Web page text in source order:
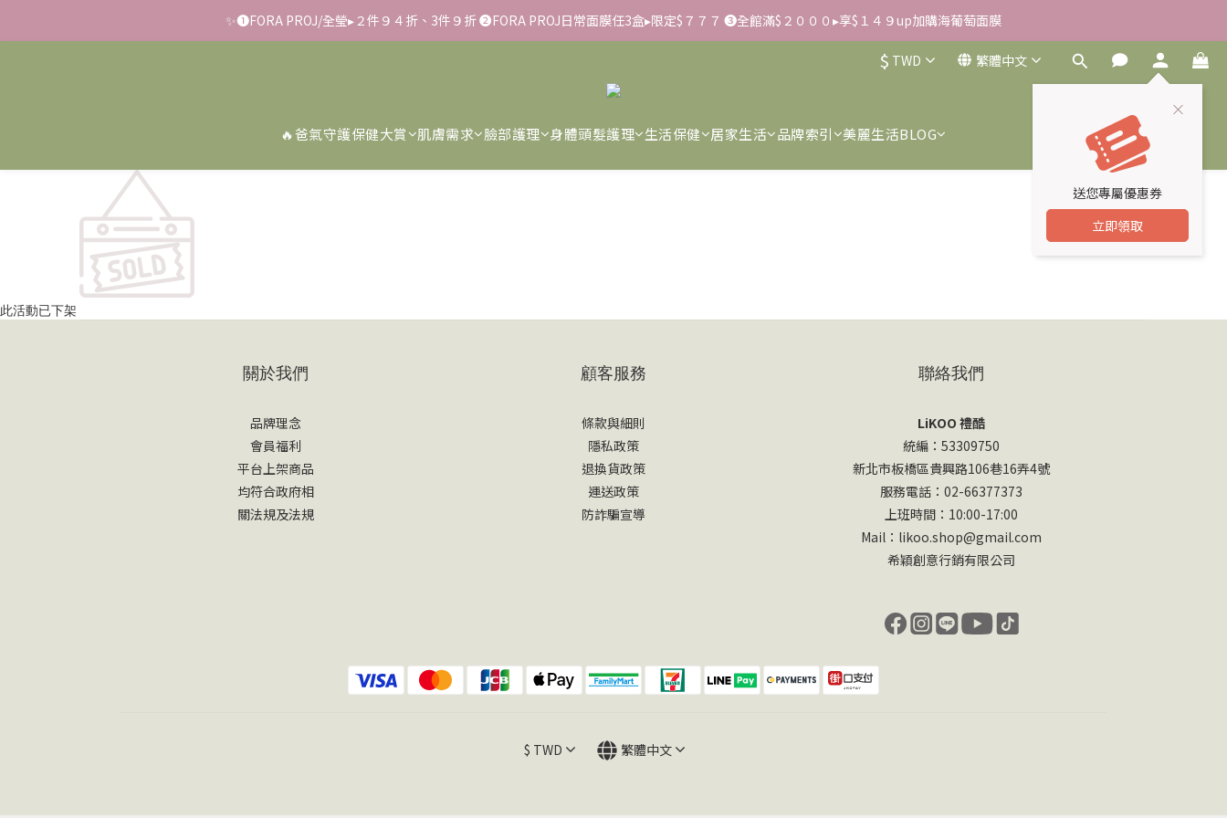
✨滿額好禮 ➊滿９９９贈▸彈力保濕面膜/盒 ➋滿１８８８贈▸蒸氣熱敷眼罩/盒 ❸滿３３８８贈▸積雪草柔敏舒緩水凝霜EX/瓶
✨➊FORA PROJ/全瑩▸２件９４折、3件９折 ➋FORA PROJ日常面膜任3盒▸限定$７７７ ➌全館滿$２０００▸享$１４９up加購海葡萄面膜
📢【反詐騙聲明】LiKOO不會要求客戶提供銀行資料，或是操作ATM，可致電02-6637-7373聯繫我們或是165反詐騙電話查證！
✨滿額好禮 ➊滿９９９贈▸彈力保濕面膜/盒 ➋滿１８８８贈▸蒸氣熱敷眼罩/盒 ❸滿３３８８贈▸積雪草柔敏舒緩水凝霜EX/瓶
$ TWD 繁體中文
送您專屬優惠券
立即領取
🔥爸氣守護保健大賞 肌膚需求 臉部護理 身體頭髮護理 生活保健 居家生活 品牌索引 美麗生活BLOG
此活動已下架
關於我們
品牌理念
會員福利
平台上架商品
均符合政府相
關法規及法規
顧客服務
條款與細則
隱私政策
退換貨政策
運送政策
防詐騙宣導
聯絡我們
LiKOO 禮酷
統編：53309750
新北市板橋區貴興路106巷16弄4號
服務電話：02-66377373
上班時間：10:00-17:00
Mail：likoo.shop@gmail.com
希穎創意行銷有限公司
$ TWD 繁體中文